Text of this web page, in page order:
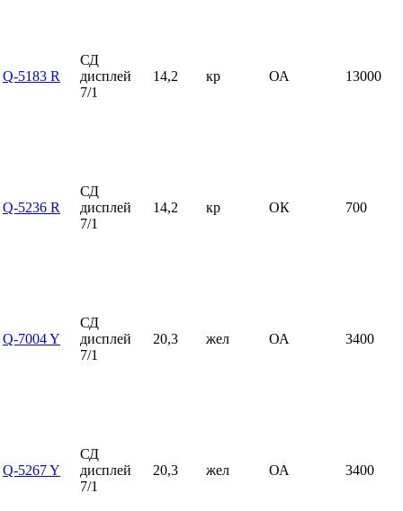
Q-5183 R
СД
дисплей
7/1
14,2 кр ОА 13000
Q-5236 R
СД
дисплей
7/1
14,2 кр ОК 700
Q-7004 Y
СД
дисплей
7/1
20,3 жел ОА 3400
Q-5267 Y
СД
дисплей
7/1
20,3 жел ОА 3400